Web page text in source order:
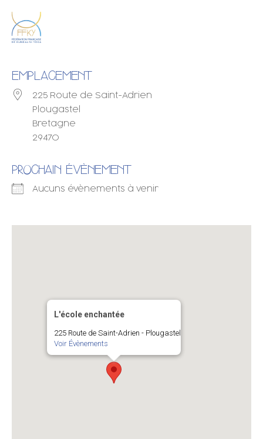
EMPLACEMENT
225 Route de Saint-Adrien
Plougastel
Bretagne
29470
PROCHAIN ÉVÈNEMENT
Aucuns évènements à venir
L'école enchantée
225 Route de Saint-Adrien - Plougastel
Voir Évènements